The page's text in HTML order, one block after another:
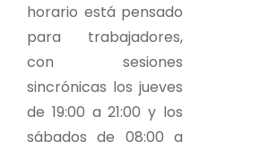
horario está pensado
para trabajadores,
con sesiones
sincrónicas los jueves
de 19:00 a 21:00 y los
sábados de 08:00 a